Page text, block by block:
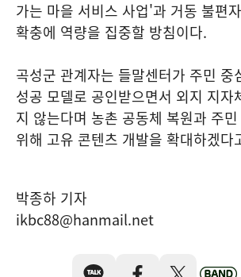
가는 마을 서비스 사업'과 거동 불편
확충에 역량을 집중할 방침이다.
곡성군 관계자는 들말센터가 주민 중
성공 모델로 공인받으면서 외지 지자
지 않는다며 농촌 공동체 복원과 주
위해 고유 콘텐츠 개발을 확대하겠다
박종하 기자
ikbc88@hanmail.net